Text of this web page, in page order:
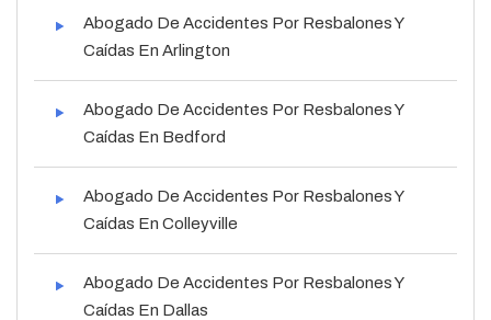
Abogado De Accidentes Por Resbalones Y
Caídas En Arlington
Abogado De Accidentes Por Resbalones Y
Caídas En Bedford
Abogado De Accidentes Por Resbalones Y
Caídas En Colleyville
Abogado De Accidentes Por Resbalones Y
Caídas En Dallas